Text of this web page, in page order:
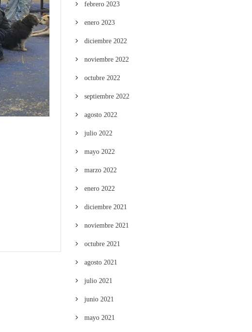
febrero 2023
enero 2023
diciembre 2022
noviembre 2022
octubre 2022
septiembre 2022
agosto 2022
julio 2022
mayo 2022
marzo 2022
enero 2022
diciembre 2021
noviembre 2021
octubre 2021
agosto 2021
julio 2021
junio 2021
mayo 2021